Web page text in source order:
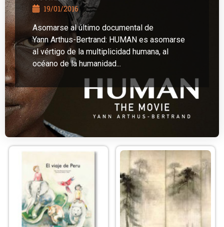
19/01/2016
Asomarse al último documental de
Yann Arthus-Bertrand: HUMAN es asomarse
al vértigo de la multiplicidad humana, al
océano de la humanidad...